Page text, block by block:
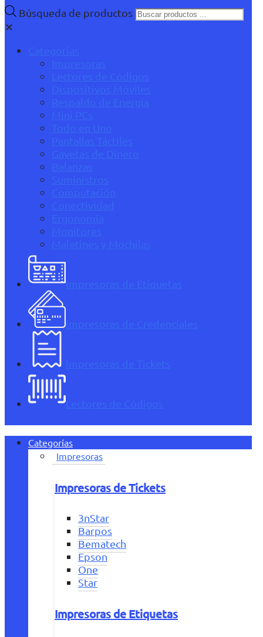
Búsqueda de productos
✕
Categorías
Impresoras
Lectores de Códigos
Dispositivos Móviles
Respaldo de Energía
Mini PCs
Todo en Uno
Pantallas Táctiles
Gavetas de Dinero
Balanzas
Suministros
Computación
Conectividad
Ergonomía
Monitores
Maletines y Mochilas
Impresoras de Etiquetas
Impresoras de Credenciales
Impresoras de Tickets
Lectores de Códigos
Categorías
Impresoras
Impresoras de Tickets
3nStar
Barpos
Bematech
Epson
One
Star
Impresoras de Etiquetas